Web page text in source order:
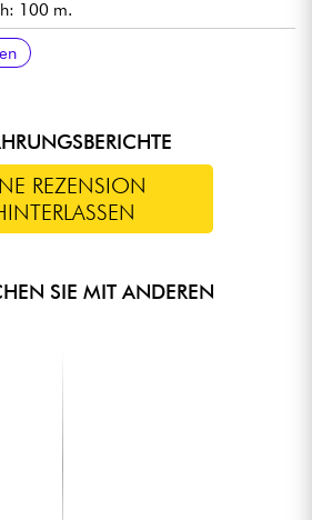
100 m.
1: shield, Pin 2: signal + phase, Pin 3:
19 mm.
REZENSION
SIE MIT ANDEREN